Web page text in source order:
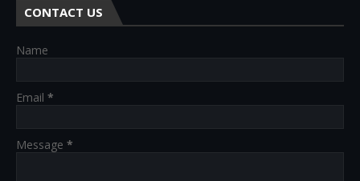
CONTACT US
Name
Email *
Message *